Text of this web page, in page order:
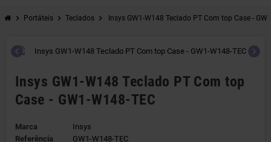
chevron_right Portáteis chevron_right Teclados chevron_right Insys GW1-W148 Teclado PT Com top Case -
chevron_left chevron_right
Insys GW1-W148 Teclado PT Com top
Case - GW1-W148-TEC
Marca
Insys
Referência
GW1-W148-TEC